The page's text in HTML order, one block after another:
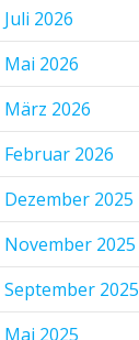
Juli 2026
Mai 2026
März 2026
Februar 2026
Dezember 2025
November 2025
September 2025
Mai 2025